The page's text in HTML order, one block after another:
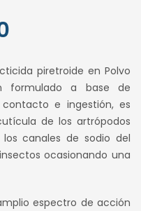
actual
es:
S/ 18.00.
piretroide en Polvo
formulado a base de
e ingestión, es
de los artrópodos
canales de sodio del
ocasionando una
espectro de acción